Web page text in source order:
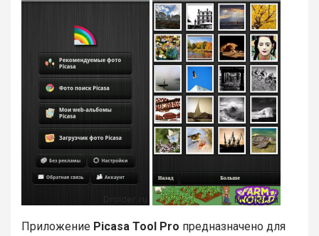
Приложение Picasa Tool Pro предназначено для